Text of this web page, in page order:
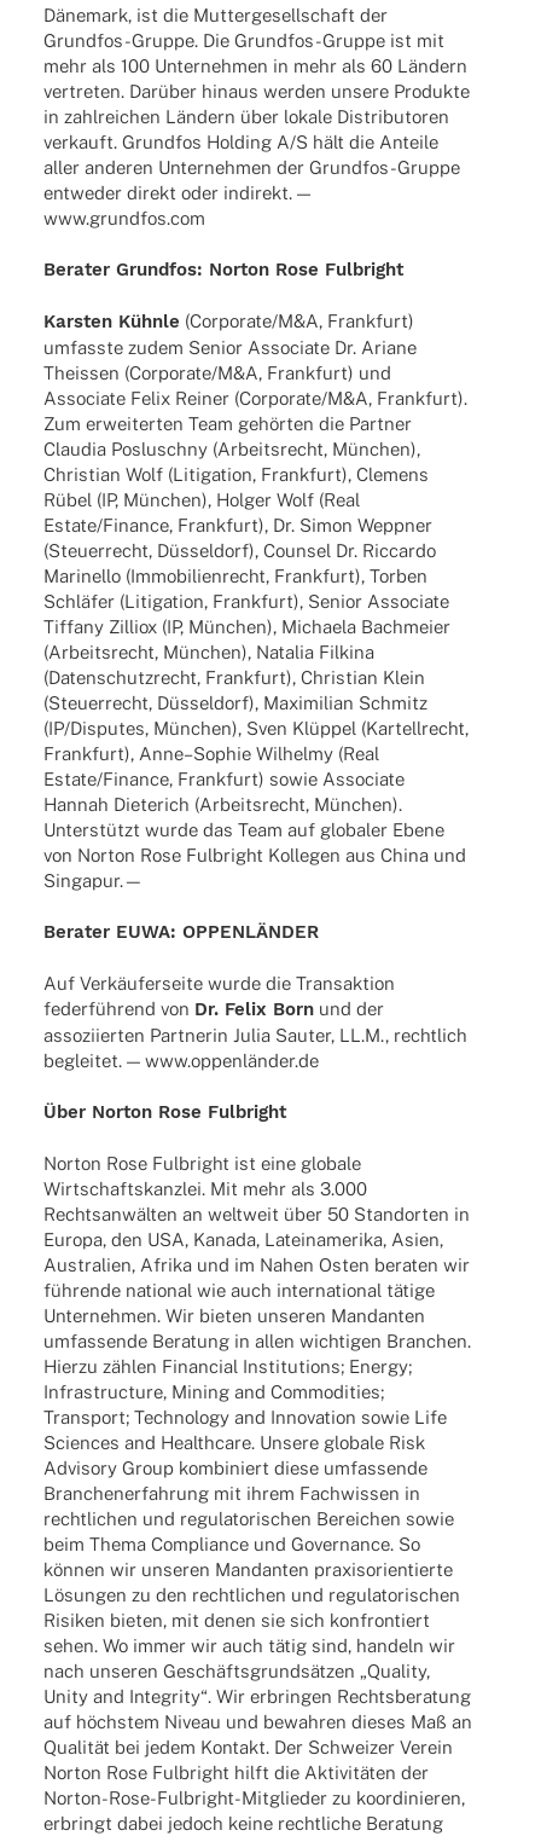
Däne­mark, ist die Mutter­ge­sell­schaft der
Grun­d­­fos-Gruppe. Die Grun­d­­fos-Gruppe ist mit
mehr als 100 Unter­neh­men in mehr als 60 Ländern
vertre­ten. Darüber hinaus werden unsere Produkte
in zahl­rei­chen Ländern über lokale Distri­bu­to­ren
verkauft. Grund­fos Holding A/S hält die Anteile
aller ande­ren Unter­neh­men der Grun­d­­fos-Gruppe
entwe­der direkt oder indi­rekt. —
www.grundfos.com
Bera­ter Grund­fos: Norton Rose Fulbright
Kars­ten Kühnle (Corporate/M&A, Frank­furt)
umfasste zudem Senior Asso­ciate Dr. Ariane
Theis­sen (Corporate/M&A, Frank­furt) und
Asso­ciate Felix Reiner (Corporate/M&A, Frank­furt).
Zum erwei­ter­ten Team gehör­ten die Part­ner
Clau­dia Poslu­schny (Arbeits­recht, München),
Chris­tian Wolf (Liti­ga­tion, Frank­furt), Clemens
Rübel (IP, München), Holger Wolf (Real
Estate/Finance, Frank­furt), Dr. Simon Wepp­ner
(Steu­er­recht, Düssel­dorf), Coun­sel Dr. Riccardo
Mari­nello (Immo­bi­li­en­recht, Frank­furt), Torben
Schlä­fer (Liti­ga­tion, Frank­furt), Senior Asso­ciate
Tiffany Zilliox (IP, München), Michaela Bach­meier
(Arbeits­recht, München), Nata­lia Filkina
(Daten­schutz­recht, Frank­furt), Chris­tian Klein
(Steu­er­recht, Düssel­dorf), Maxi­mi­lian Schmitz
(IP/Disputes, München), Sven Klüp­pel (Kartell­recht,
Frank­furt), Anne–Sophie Wilhelmy (Real
Estate/Finance, Frank­furt) sowie Asso­ciate
Hannah Diete­rich (Arbeits­recht, München).
Unter­stützt wurde das Team auf globa­ler Ebene
von Norton Rose Fulbright Kolle­gen aus China und
Singapur.—
Bera­ter EUWA: OPPENLÄNDER
Auf Verkäu­fer­seite wurde die Trans­ak­tion
feder­füh­rend von Dr. Felix Bornund der
asso­zi­ier­ten Part­ne­rin Julia Sauter, LL.M., recht­lich
beglei­tet. — www.oppenländer.de
Über Norton Rose Fulbright
Norton Rose Fulbright ist eine globale
Wirt­schafts­kanz­lei. Mit mehr als 3.000
Rechts­an­wäl­ten an welt­weit über 50 Stand­or­ten in
Europa, den USA, Kanada, Latein­ame­rika, Asien,
Austra­lien, Afrika und im Nahen Osten bera­ten wir
führende natio­nal wie auch inter­na­tio­nal tätige
Unter­neh­men. Wir bieten unse­ren Mandan­ten
umfas­sende Bera­tung in allen wich­ti­gen Bran­chen.
Hierzu zählen Finan­cial Insti­tu­ti­ons; Energy;
Infra­struc­ture, Mining and Commo­di­ties;
Trans­port; Tech­no­logy and Inno­va­tion sowie Life
Scien­ces and Health­care. Unsere globale Risk
Advi­sory Group kombi­niert diese umfas­sende
Bran­chen­er­fah­rung mit ihrem Fach­wis­sen in
recht­li­chen und regu­la­to­ri­schen Berei­chen sowie
beim Thema Compli­ance und Gover­nance. So
können wir unse­ren Mandan­ten praxis­ori­en­tierte
Lösun­gen zu den recht­li­chen und regu­la­to­ri­schen
Risi­ken bieten, mit denen sie sich konfron­tiert
sehen. Wo immer wir auch tätig sind, handeln wir
nach unse­ren Geschäfts­grund­sät­zen „Quality,
Unity and Inte­grity“. Wir erbrin­gen Rechts­be­ra­tung
auf höchs­tem Niveau und bewah­ren dieses Maß an
Quali­tät bei jedem Kontakt. Der Schwei­zer Verein
Norton Rose Fulbright hilft die Akti­vi­tä­ten der
Norton-Rose-Fulbright-Mitglie­­der zu koor­di­nie­ren,
erbringt dabei jedoch keine recht­li­che Bera­tung